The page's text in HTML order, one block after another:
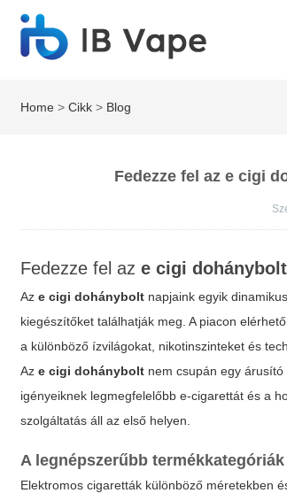
Home >Cikk > Blog
Fedezze fel az e cigi
Fedezze fel aze cigi dohánybolt
Aze cigi dohánybolt napjaink egyik
kiegészítőket találhatják meg. A piacon
a különböző ízvilágokat, nikotinszinteket és
Aze cigi dohánybolt nem csupán egy
igényeiknek legmegfelelőbb e-cigarettát és a
szolgáltatás áll az első helyen.
A legnépszerűbb
Elektromos cigaretták különböző méretekben